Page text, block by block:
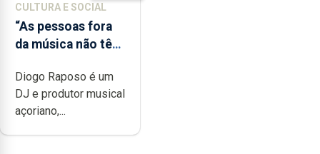
CULTURA E SOCIAL
“As pessoas fora
da música não têm
difícil é produzir
uma música”
Diogo Raposo é um
DJ e produtor musical
açoriano,...